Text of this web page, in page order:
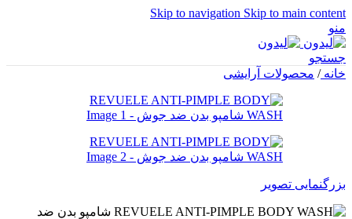
Skip to navigation Skip to main content
منو
جستجو
خانه/ محصولات آرایشی
بزرگنمایی تصویر